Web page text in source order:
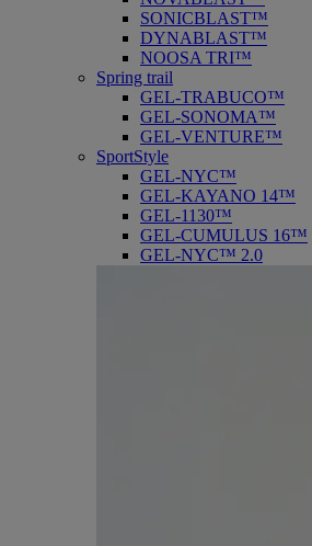
SONICBLAST™
DYNABLAST™
NOOSA TRI™
Spring trail
GEL-TRABUCO™
GEL-SONOMA™
GEL-VENTURE™
SportStyle
GEL-NYC™
GEL-KAYANO 14™
GEL-1130™
GEL-CUMULUS 16™
GEL-NYC™ 2.0